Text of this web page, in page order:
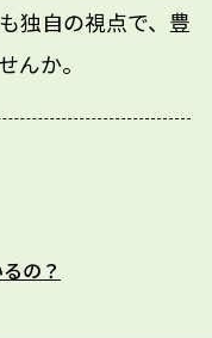
独自の視点で、豊
んか。
の？